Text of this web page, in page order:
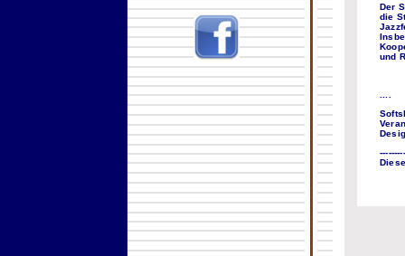
Der
die
und